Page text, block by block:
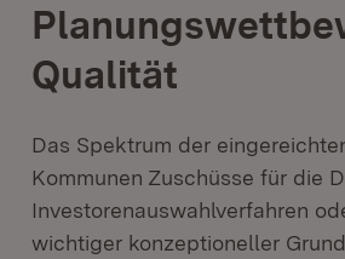
Qualität
Das Spektrum der
Kommunen Zuschüsse für die
Investorenauswahlverfahren
wichtiger konzeptioneller